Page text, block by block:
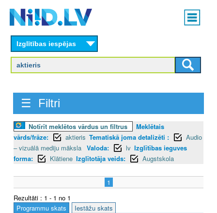
content
Main
menu
Izglītības iespējas
☰ Filtri
Notīrīt meklētos vārdus un filtrus
Meklētais
vārds/frāze:
aktieris Tematiskā joma detalizēti :
Audio
– vizuālā mediju māksla Valoda: lv Izglītības ieguves
forma:
Klātiene Izglītotāja veids: Augstskola
1
Rezultāti : 1 - 1 no 1
Programmu skats
Iestāžu skats